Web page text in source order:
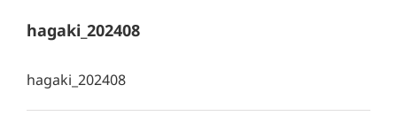
hagaki_202408
hagaki_202408